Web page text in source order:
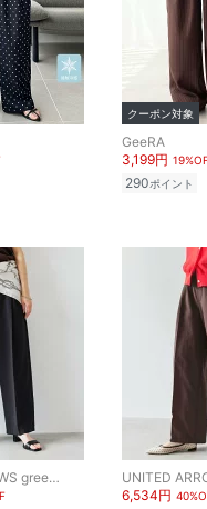
クーポン対象
GeeRA
3,199円
290ポイント
UNITED ARROWS green label relaxing
6,534円